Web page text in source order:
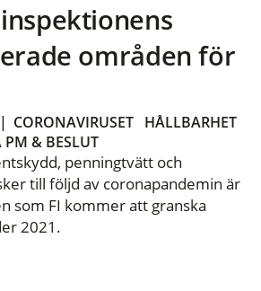
områden för
| CORONAVIRUSET HÅLLBARHET
PM & BESLUT
penningtvätt och
till följd av coronapandemin är
som FI kommer att granska
2021.